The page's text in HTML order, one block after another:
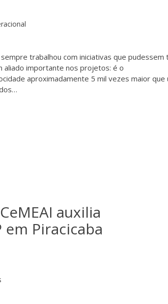
trabalhou com iniciativas que pudessem
aliado importante nos projetos: é o
aproximadamente 5 mil vezes maior que
auxilia
em Piracicaba